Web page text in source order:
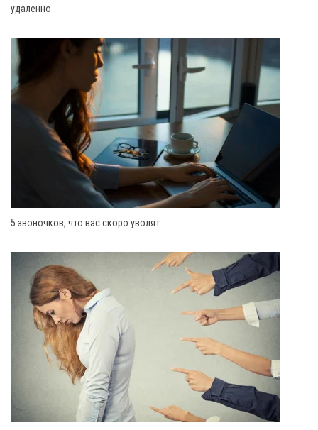
удаленно
5 звоночков, что вас скоро уволят